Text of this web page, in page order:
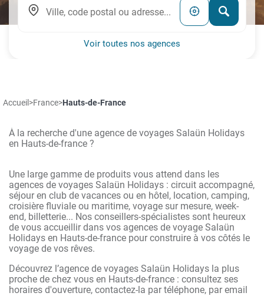
Voir toutes nos agences
Accueil >France>Hauts-de-France
À la recherche d'une agence de voyages Salaün Holidays
en Hauts-de-france ?
Une large gamme de produits vous attend dans les
agences de voyages Salaün Holidays : circuit accompagné,
séjour en club de vacances ou en hôtel, location, camping,
croisière fluviale ou maritime, voyage sur mesure, week-
end, billetterie... Nos conseillers-spécialistes sont heureux
de vous accueillir dans vos agences de voyage Salaün
Holidays en Hauts-de-france pour construire à vos côtés le
voyage de vos rêves.
Découvrez l’agence de voyages Salaün Holidays la plus
proche de chez vous en Hauts-de-france : consultez ses
horaires d'ouverture, contactez-la par téléphone, par email